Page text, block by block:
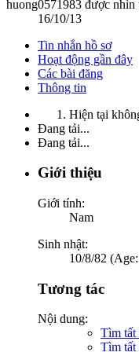
huong0571983 được nhìn
16/10/13
Tin nhắn hồ sơ
Hoạt động gần đây
Các bài đăng
Thông tin
Hiện tại
Đang tải...
Đang tải...
Giới thiệu
Giới tính:
Nam
Sinh nhật:
10/8/82
Tương tác
Nội dung:
Tìm tất
Tìm tất